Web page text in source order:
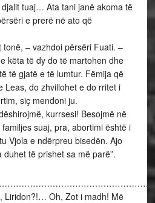
tuaj… Ata tani janë akoma të
e prerë në ato që
– vazhdoi përsëri Fuati. –
këta të dy do të martohen dhe
të gjatë e të lumtur. Fëmija që
Leas, do zhvillohet e do rritet i
siç mendoni ju.
kurrsesi! Besojmë në
suaj, pra, abortimi është i
Vjola e ndërpreu bisedën. Ajo
të prishet sa më parë”.
Liridon?!… Oh, Zot i madh! Më